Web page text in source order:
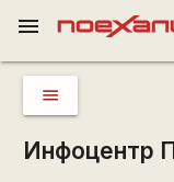
menu
menu
Инфоцентр